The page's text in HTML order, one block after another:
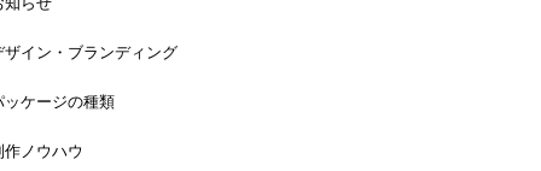
ザイン・ブランディング
ッケージの種類
作ノウハウ